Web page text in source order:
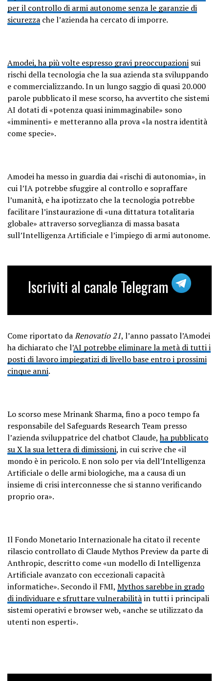
per il controllo di armi autonome senza le garanzie di
sicurezza che l’azienda ha cercato di imporre.
Amodei, ha più volte espresso gravi preoccupazioni sui
rischi della tecnologia che la sua azienda sta sviluppando
e commercializzando. In un lungo saggio di quasi 20.000
parole pubblicato il mese scorso, ha avvertito che sistemi
AI dotati di «potenza quasi inimmaginabile» sono
«imminenti» e metteranno alla prova «la nostra identità
come specie».
Amodei ha messo in guardia dai «rischi di autonomia», in
cui l’IA potrebbe sfuggire al controllo e sopraffare
l’umanità, e ha ipotizzato che la tecnologia potrebbe
facilitare l’instaurazione di «una dittatura totalitaria
globale» attraverso sorveglianza di massa basata
sull’Intelligenza Artificiale e l’impiego di armi autonome.
Iscriviti al canale Telegram
Come riportato daRenovatio 21, l’anno passato l’Amodei
ha dichiarato che l’AI potrebbe eliminare la metà di tutti i
posti di lavoro impiegatizi di livello base entro i prossimi
cinque anni.
Lo scorso mese Mrinank Sharma, fino a poco tempo fa
responsabile del Safeguards Research Team presso
l’azienda sviluppatrice del chatbot Claude,ha pubblicato
su X la sua lettera di dimissioni, in cui scrive che «il
mondo è in pericolo. E non solo per via dell’Intelligenza
Artificiale o delle armi biologiche, ma a causa di un
insieme di crisi interconnesse che si stanno verificando
proprio ora».
Il Fondo Monetario Internazionale ha citato il recente
rilascio controllato di Claude Mythos Preview da parte di
Anthropic, descritto come «un modello di Intelligenza
Artificiale avanzato con eccezionali capacità
informatiche». Secondo il FMI, Mythos sarebbe in grado
di individuare e sfruttare vulnerabilitàin tutti i principali
sistemi operativi e browser web, «anche se utilizzato da
utenti non esperti».